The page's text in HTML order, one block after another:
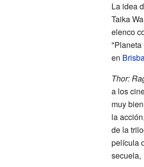
La idea
Taika
elenco
"Planeta
en
Thor:
a los
muy
la
de la
película
secuela,